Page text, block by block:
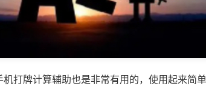
打牌计算辅助也是非常有用的，使用起来简